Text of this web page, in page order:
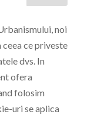
noi
ceea ce priveste
dvs. In
ofera
folosim
uri se aplica